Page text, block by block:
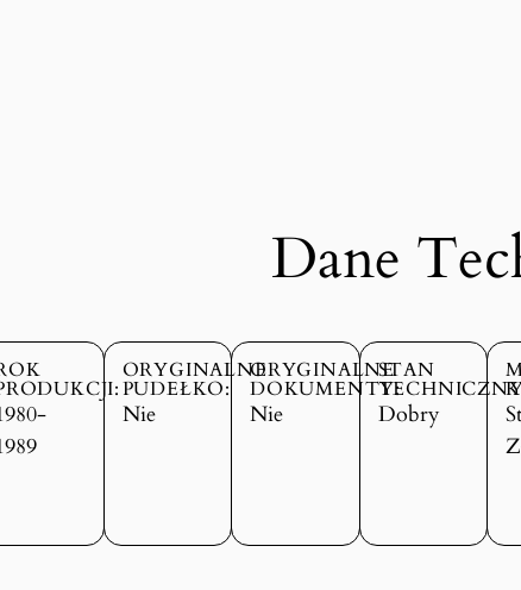
Dane
ORYGINALNE
PUDEŁKO:
Nie
ORYGINALNE
DOKUMENTY:
Nie
STAN
Dobry